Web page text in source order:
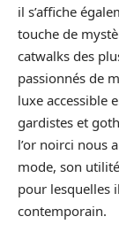
il s’affiche
touche de
catwalks des
passionnés de
luxe accessible
gardistes et
l’or noirci nous
mode, son
pour lesquelles
contemporain.